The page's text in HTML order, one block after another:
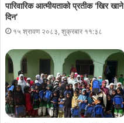
पारिवारिक आत्मीयताको प्रतीक ‘खिर खाने
दिन’
१५ श्रावण २०८३, शुक्रबार ११:३८